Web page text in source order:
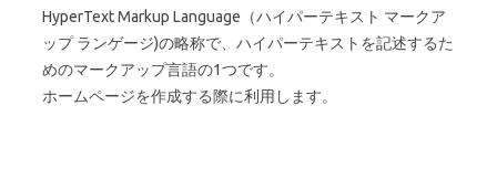
HyperText Markup Language（ハイパーテキスト マークア
ップ ランゲージ)の略称で、ハイパーテキストを記述するた
めのマークアップ言語の1つです。
ホームページを作成する際に利用します。